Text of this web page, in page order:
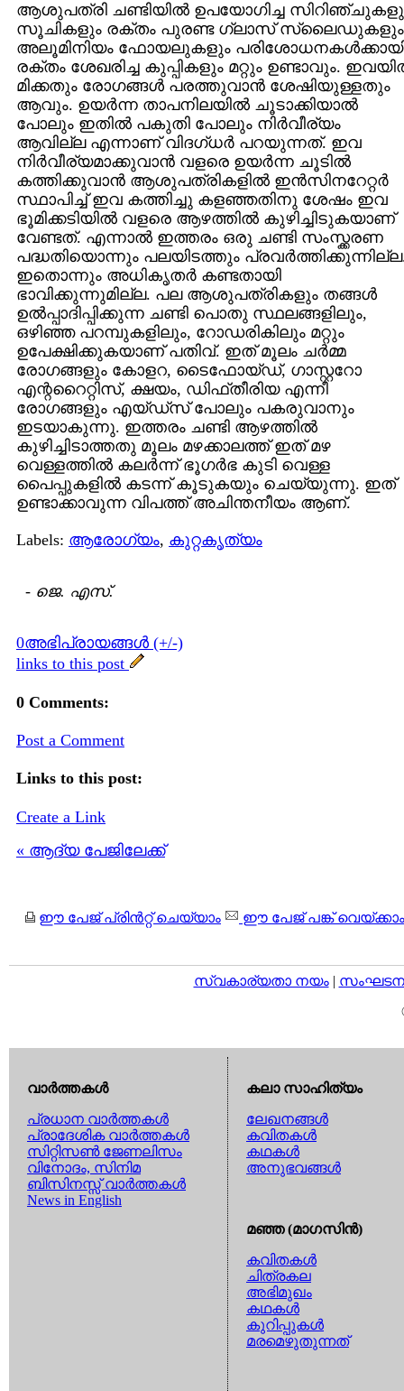
ആശുപത്രി ചണ്ടിയില്‍ ഉപയോഗിച്ച
സൂചികളും രക്തം പുരണ്ട ഗ്ലാസ് സ്ലൈഡുകളും
അലൂമിനിയം ഫോയലുകളും
രക്തം ശേഖരിച്ച കുപ്പികളും മറ്റും ഉണ്ടാവും.
മിക്കതും രോഗങ്ങള്‍ പരത്തുവാന്‍ ശേഷിയുള്ളതും
ആവും. ഉയര്‍ന്ന താപനിലയില്‍ ചൂടാക്കിയാല്‍
പോലും ഇതില്‍ പകുതി പോലും നിര്‍വീര്യം
ആവില്ല എന്നാണ് വിദഗ്ധര്‍ പറയുന്നത്. ഇവ
നിര്‍വീര്യമാക്കുവാന്‍ വളരെ ഉയര്‍ന്ന ചൂടില്‍
കത്തിക്കുവാന്‍ ആശുപത്രികളില്‍ ഇന്‍സിനറേറ്റര്‍
സ്ഥാപിച്ച് ഇവ കത്തിച്ചു കളഞ്ഞതിനു ശേഷം ഇവ
ഭൂമിക്കടിയില്‍ വളരെ ആഴത്തില്‍ കുഴിച്ചിടുകയാണ്
വേണ്ടത്. എന്നാല്‍ ഇത്തരം ഒരു ചണ്ടി സംസ്ക്കരണ
പദ്ധതിയൊന്നും പലയിടത്തും
ഇതൊന്നും അധികൃതര്‍ കണ്ടതായി
ഭാവിക്കുന്നുമില്ല. പല ആശുപത്രികളും തങ്ങള്‍
ഉല്‍പ്പാദിപ്പിക്കുന്ന ചണ്ടി പൊതു സ്ഥലങ്ങളിലും,
ഒഴിഞ്ഞ പറമ്പുകളിലും, റോഡരികിലും മറ്റും
ഉപേക്ഷിക്കുകയാണ് പതിവ്. ഇത് മൂലം ചര്‍മ്മ
രോഗങ്ങളും കോളറ, ടൈഫോയ്ഡ്, ഗാസ്റ്ററോ
എന്ററൈറ്റിസ്, ക്ഷയം, ഡിഫ്തീരിയ എന്നീ
രോഗങ്ങളും എയ്ഡ്സ് പോലും പകരുവാനും
ഇടയാകുന്നു. ഇത്തരം ചണ്ടി ആഴത്തില്‍
കുഴിച്ചിടാത്തതു മൂലം മഴക്കാലത്ത് ഇത് മഴ
വെള്ളത്തില്‍ കലര്‍ന്ന് ഭൂഗര്‍ഭ കുടി വെള്ള
പൈപ്പുകളില്‍ കടന്ന് കൂടുകയും ചെയ്യുന്നു. ഇത്
ഉണ്ടാക്കാവുന്ന വിപത്ത് അചിന്തനീയം ആണ്.
Labels: ആരോഗ്യം, കുറ്റകൃത്യം
- ജെ. എസ്.
0അഭിപ്രായങ്ങള്‍ (+/-)
links to this post
0 Comments:
Post a Comment
Links to this post:
Create a Link
« ആദ്യ പേജിലേക്ക്
ഈ പേജ് പ്രിന്‍റ്റ് ചെയ്യാം ഈ പേജ് പങ്ക് വെയ്ക്കാം
സ്വകാര്യതാ നയം|
വാര്‍ത്തകള്‍
പ്രധാന വാര്‍ത്തകള്‍
പ്രാദേശിക വാര്‍ത്തകള്‍
സിറ്റിസണ്‍ ജേണലിസം
വിനോദം, സിനിമ
ബിസിനസ്സ് വാര്‍ത്തകള്‍
News in English
കലാ സാഹിത്യം
ലേഖനങ്ങള്‍
കവിതകള്‍
കഥകള്‍
അനുഭവങ്ങള്‍
മഞ്ഞ (മാഗസിന്‍)
കവിതകള്‍
ചിത്രകല
അഭിമുഖം
കഥകള്‍
കുറിപ്പുകള്‍
മരമെഴുതുന്നത്